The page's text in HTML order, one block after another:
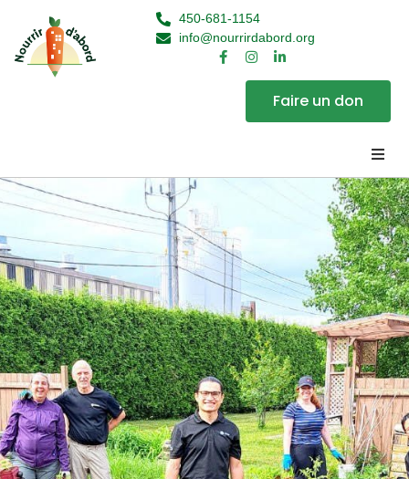
450-681-1154
info@nourrirdabord.org
Faire un don